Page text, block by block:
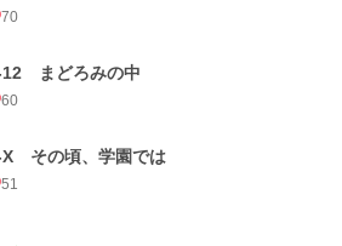
70
まどろみの中
60
その頃、学園では
51